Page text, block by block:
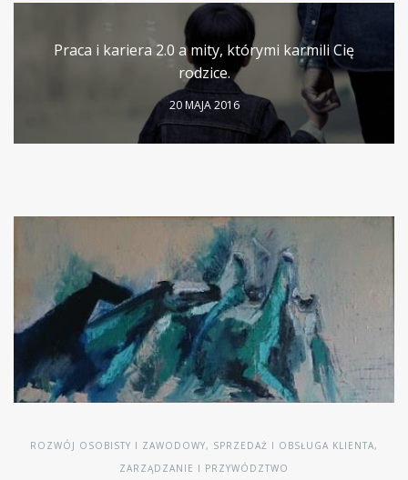
Praca i kariera 2.0 a mity, którymi karmili Cię
rodzice.
20 MAJA 2016
ROZWÓJ OSOBISTY I ZAWODOWY, SPRZEDAŻ I OBSŁUGA KLIENTA,
ZARZĄDZANIE I PRZYWÓDZTWO